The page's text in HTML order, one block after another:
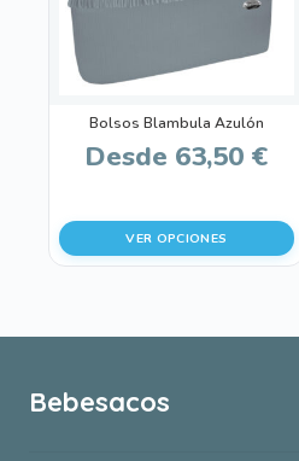
Bolsos Blambula Azulón
Desde 63,50 €
VER OPCIONES
Las
opciones
elegir
página
de
Bebesacos